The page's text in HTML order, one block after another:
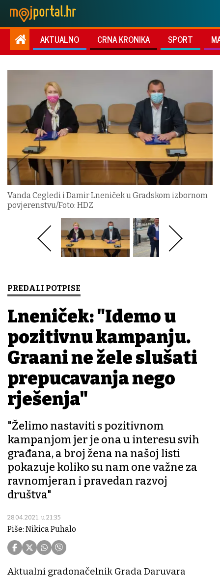
AKTUALNO CRNA KRONIKA SPORT
Vanda Cegledi i Damir Lneniček u Gradskom izbornom
povjerenstvu/Foto: HDZ
PREDALI POTPISE
Lneniček: "Idemo u
pozitivnu kampanju.
Građani ne žele slušati
prepucavanja nego
rješenja"
"Želimo nastaviti s pozitivnom
kampanjom jer je ona u interesu svih
građana, a broj žena na našoj listi
pokazuje koliko su nam one važne za
ravnomjeran i pravedan razvoj
društva"
28.04.2021. u 21:35
Piše: Nikica Puhalo
Aktualni gradonačelnik Grada Daruvara